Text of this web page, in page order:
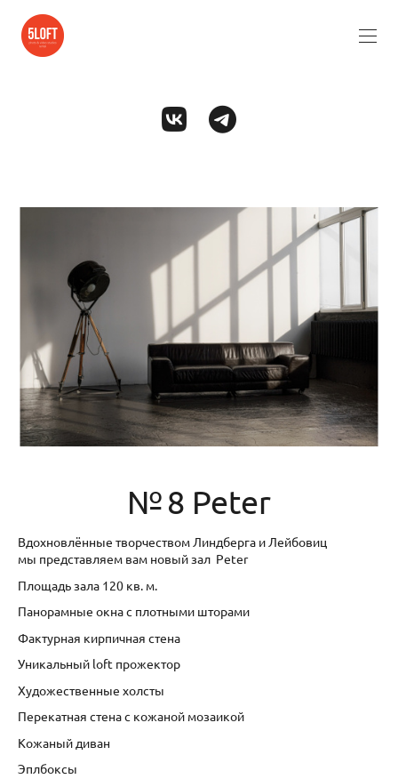
№ 8 Peter
Вдохновлённые творчеством Линдберга и Лейбовиц
мы представляем вам новый зал Peter
Площадь зала 120 кв. м.
Панорамные окна с плотными шторами
Фактурная кирпичная стена
Уникальный loft прожектор
Художественные холсты
Перекатная стена с кожаной мозаикой
Кожаный диван
Эплбоксы